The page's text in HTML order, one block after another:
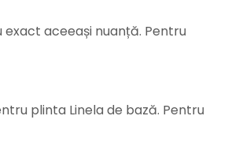
aceeași nuanță. Pentru
plinta Linela de bază. Pentru